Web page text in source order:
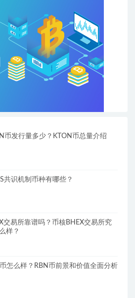
币发行量多少？KTON币总量介绍
共识机制币种有哪些？
交易所靠谱吗？币核BHEX交易所究
样？
怎么样？RBN币前景和价值全面分析